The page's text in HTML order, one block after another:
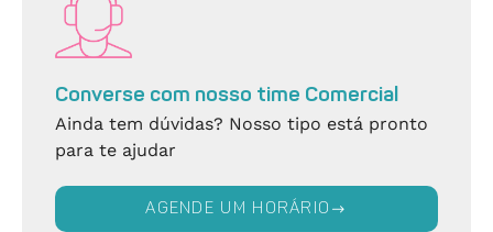
Converse com nosso time Comercial
Ainda tem dúvidas? Nosso tipo está pronto
para te ajudar
AGENDE UM HORÁRIO